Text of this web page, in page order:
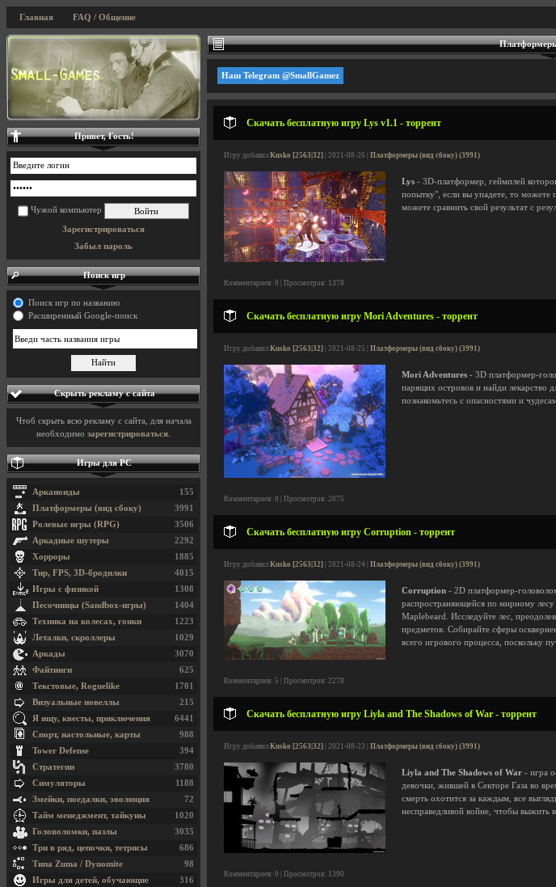
Главная FAQ / Общение
Наш Telegram @SmallGamez
Скачать бесплатную игру Lys v1.1 - торрент
Игру добавил Kusko [2563|32] | 2021-08-26 | Платформеры (вид сбоку) (3991)
Lys - 3D-платформер, геймплей
попытку", если вы упадете, то можете
можете сравнить свой результат с
Комментариев: 0 | Просмотров: 1378
Скачать бесплатную игру Mori Adventures - торрент
Игру добавил Kusko [2563|32] | 2021-08-25 | Платформеры (вид сбоку) (3991)
Mori Adventures - 3D платформер-
парящих островов и найди лекарство
познакомьтесь с опасностями и
Комментариев: 0 | Просмотров: 2075
Скачать бесплатную игру Corruption - торрент
Игру добавил Kusko [2563|32] | 2021-08-24 | Платформеры (вид сбоку) (3991)
Corruption - 2D платформер-
распространяющейся по мирному
Maplebeard. Исследуйте лес,
предметов. Собирайте сферы
всего игрового процесса, поскольку
Комментариев: 5 | Просмотров: 2278
Скачать бесплатную игру Liyla and The Shadows of War - торрент
Игру добавил Kusko [2563|32] | 2021-08-23 | Платформеры (вид сбоку) (3991)
Liyla and The Shadows of War - игра
девочки, жившей в Секторе Газа во
смерть охотится за каждым, все
несправедливой войне, чтобы выжить
Комментариев: 0 | Просмотров: 1390
Привет, Гость!
Чужой компьютер
Зарегистрироваться
Забыл пароль
Поиск игр
Поиск игр по названию
Расширенный Google-поиск
Скрыть рекламу с сайта
Чтоб скрыть всю рекламу с сайта, для начала
необходимо зарегистрироваться
Игры для PC
155
Арканоиды
3991
Платформеры (вид сбоку)
3506
Ролевые игры (RPG)
2292
Аркадные шутеры
1885
Хорроры
4015
Тир, FPS, 3D-бродилки
1308
Игры с физикой
1404
Песочницы (Sandbox-игры)
1223
Техника на колесах, гонки
1029
Леталки, скроллеры
3070
Аркады
625
Файтинги
1701
Текстовые, Roguelike
215
Визуальные новеллы
6441
Я ищу, квесты, приключения
988
Спорт, настольные, карты
394
Tower Defense
3780
Стратегии
1188
Симуляторы
72
Змейки, поедалки, эволюция
1020
Тайм менеджмент, тайкуны
3035
Головоломки, пазлы
686
Три в ряд, цепочки, тетрисы
98
Типа Zuma / Dynomite
316
Игры для детей, обучающие